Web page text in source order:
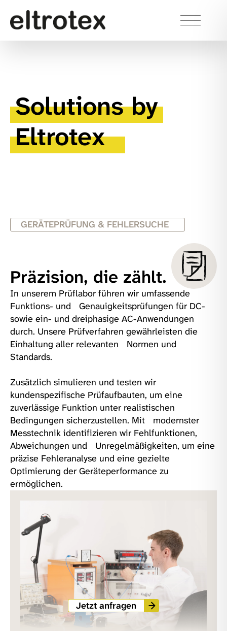
Solutions by
Eltrotex
GERÄTEPRÜFUNG & FEHLERSUCHE
Präzision, die zählt.
In unserem Prüflabor führen wir umfassende
Funktions- und Genauigkeitsprüfungen für DC-
sowie ein- und dreiphasige AC-Anwendungen
durch. Unsere Prüfverfahren gewährleisten die
Einhaltung aller relevanten Normen und
Standards.
Zusätzlich simulieren und testen wir
kundenspezifische Prüfaufbauten, um eine
zuverlässige Funktion unter realistischen
Bedingungen sicherzustellen. Mit modernster
Messtechnik identifizieren wir Fehlfunktionen,
Abweichungen und Unregelmäßigkeiten, um eine
präzise Fehleranalyse und eine gezielte
Optimierung der Geräteperformance zu
ermöglichen.
Jetzt anfragen